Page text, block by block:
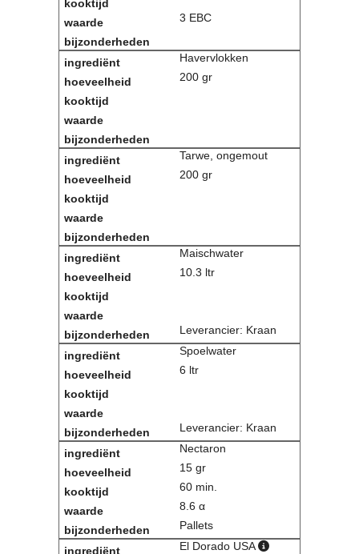
3 EBC
Havervlokken
200 gr
Tarwe, ongemout
200 gr
Maischwater
10.3 ltr
Leverancier: Kraan
Spoelwater
6 ltr
Leverancier: Kraan
Nectaron
15 gr
60 min.
8.6 α
Pallets
El Dorado USA
Video
Sponsoren
Inloggen